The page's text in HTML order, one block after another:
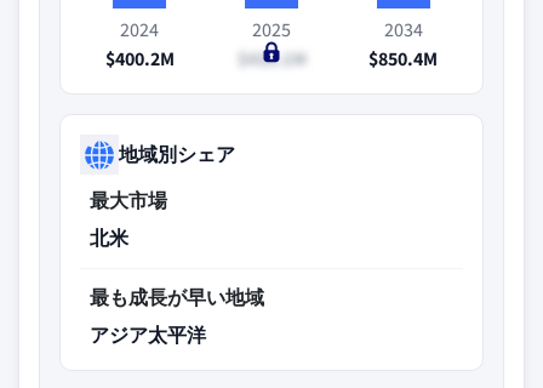
2024
$400.2M
2025
$430.1M
2034
$850.4M
地域別シェア
最大市場
北米
最も成長が早い地域
アジア太平洋